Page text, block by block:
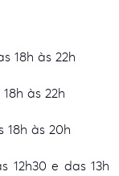
18h às 22h
às 22h
18h às 20h
12h30 e das 13h